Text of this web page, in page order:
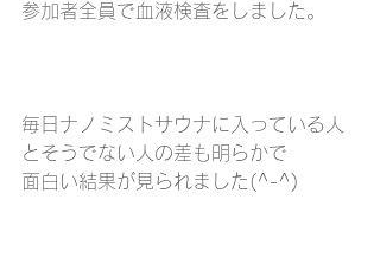
参加者全員で血液検査をしました。
毎日ナノミストサウナに入っている人
とそうでない人の差も明らかで
面白い結果が見られました(^-^)